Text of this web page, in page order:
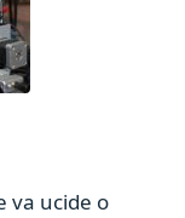
va ucide o